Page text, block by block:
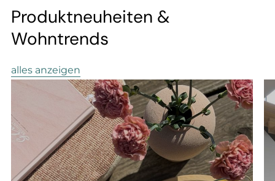
--
Produktneuheiten &
Wohntrends
alles anzeigen